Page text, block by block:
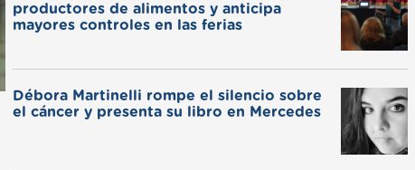
productores de alimentos y anticipa
mayores controles en las ferias
Débora Martinelli rompe el silencio sobre
el cáncer y presenta su libro en Mercedes